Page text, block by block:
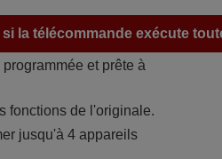
la télécommande exécute
et prête à
fonctions de l'originale.
jusqu'à 4 appareils